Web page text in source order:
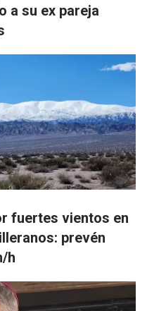
a su ex pareja
fuertes vientos en
prevén
h